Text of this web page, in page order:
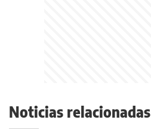
Noticias relacionadas